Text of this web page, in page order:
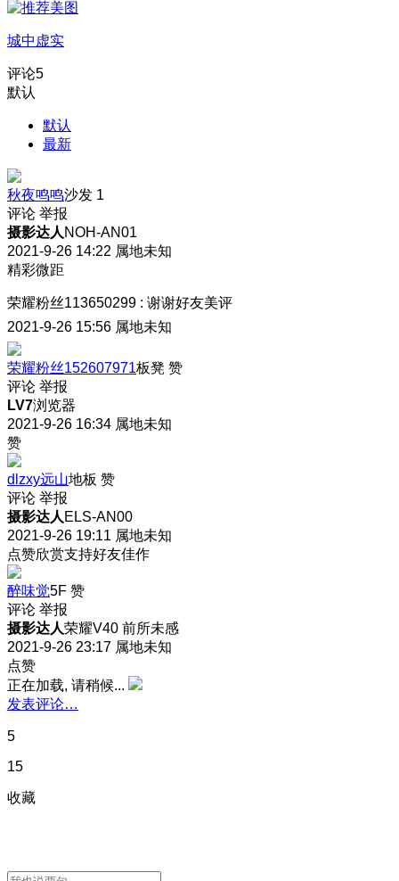
城中虚实
评论5
默认
默认
最新
秋夜鸣鸣沙发 1
评论 举报
摄影达人 NOH-AN01
2021-9-26 14:22 属地未知
精彩微距
荣耀粉丝113650299 : 谢谢好友美评
2021-9-26 15:56 属地未知
荣耀粉丝152607971板凳 赞
评论 举报
LV7浏览器
2021-9-26 16:34 属地未知
赞
dlzxy远山地板 赞
评论 举报
摄影达人 ELS-AN00
2021-9-26 19:11 属地未知
点赞欣赏支持好友佳作
醉味觉5F 赞
评论 举报
摄影达人荣耀V40 前所未感
2021-9-26 23:17 属地未知
点赞
正在加载, 请稍候...
发表评论…
5
15
收藏